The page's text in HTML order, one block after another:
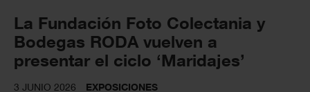
La Fundación Foto Colectania y
Bodegas RODA vuelven a
presentar el ciclo ‘Maridajes’
3 JUNIO 2026 EXPOSICIONES